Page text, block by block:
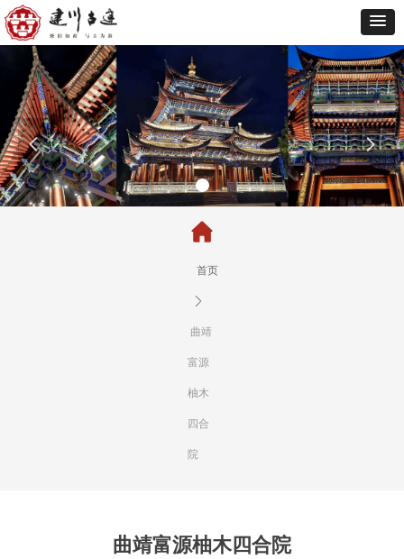
首页
ꄲ
曲靖
富源
柚木
四合
院
曲靖富源柚木四合院
넳 넲